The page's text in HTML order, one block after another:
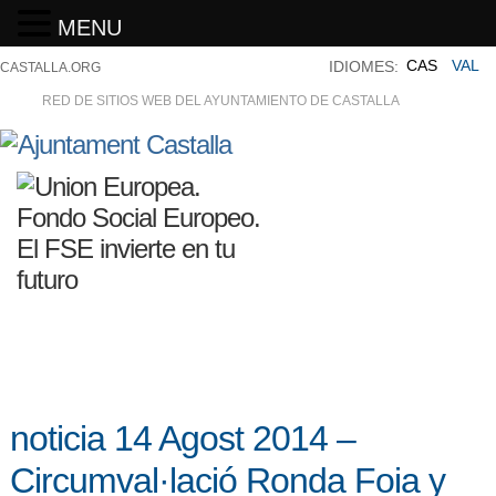
CASTALLA.ORG
RED DE SITIOS WEB DEL AYUNTAMIENTO DE CASTALLA
IDIOMES: CAS VAL
noticia 14 Agost 2014 –
Circumval·lació Ronda Foia y
MENU